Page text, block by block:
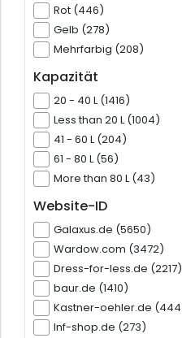
Rot (446)
Gelb (278)
Mehrfarbig (208)
Kapazität
20 - 40 L (1416)
Less than 20 L (1004)
41 - 60 L (204)
61 - 80 L (56)
More than 80 L (43)
Website-ID
Galaxus.de (5650)
Wardow.com (3472)
Dress-for-less.de (2217)
baur.de (1410)
Kastner-oehler.de
Inf-shop.de (273)